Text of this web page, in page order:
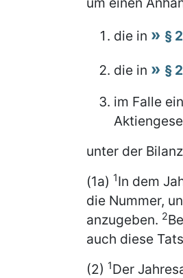
die in
§
die in §
im Falle
unter der
(1a) 1In dem
die Nummer,
anzugeben. 2
auch diese
(2) 1Der